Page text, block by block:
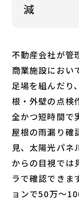
減
不動産会社が管
商業施設におい
足場を組んだり
根・外壁の点検
全かつ短時間で
屋根の雨漏り確
見、太陽光パネ
からの目視では
ラで確認できま
ョンで50万〜